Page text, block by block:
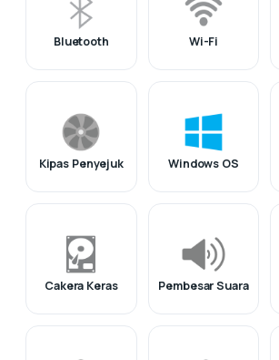
Bluetooth Wi-Fi
Kipas Penyejuk Windows OS
Cakera Keras Pembesar Suara